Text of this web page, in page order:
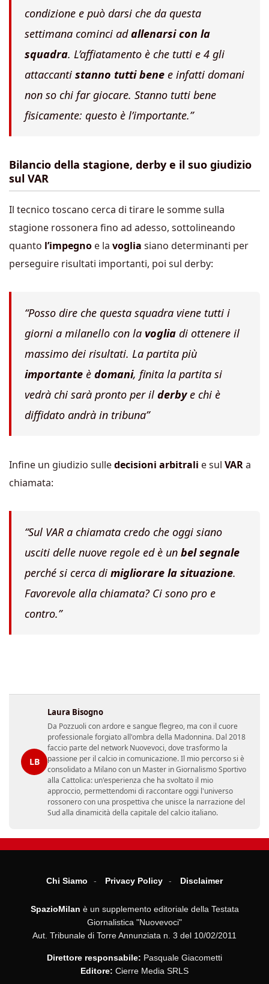
condizione e può darsi che da questa
settimana cominci adallenarsi con la
squadra. L’affiatamento è che tutti e 4 gli
attaccanti stanno tutti bene e infatti domani
non so chi far giocare. Stanno tutti bene
fisicamente: questo è l’importante.”
Bilancio della stagione, derby e il suo giudizio
sul VAR
Il tecnico toscano cerca di tirare le somme sulla
stagione rossonera fino ad adesso, sottolineando
quanto l’impegno e la voglia siano determinanti per
perseguire risultati importanti, poi sul derby:
“Posso dire che questa squadra viene tutti i
giorni a milanello con la voglia di ottenere il
massimo dei risultati. La partita più
importante è domani, finita la partita si
vedrà chi sarà pronto per il derbye chi è
diffidato andrà in tribuna”
Infine un giudizio sulledecisioni arbitrali e sul VARa
chiamata:
“Sul VAR a chiamata credo che oggi siano
usciti delle nuove regole ed è un bel segnale
perché si cerca di migliorare la situazione.
Favorevole alla chiamata? Ci sono pro e
contro.”
LB
Laura Bisogno
Da Pozzuoli con ardore e sangue flegreo, ma con il cuore
professionale forgiato all'ombra della Madonnina. Dal 2018
faccio parte del network Nuovevoci, dove trasformo la
passione per il calcio in comunicazione. Il mio percorso si è
consolidato a Milano con un Master in Giornalismo Sportivo
alla Cattolica: un'esperienza che ha svoltato il mio
approccio, permettendomi di raccontare oggi l'universo
rossonero con una prospettiva che unisce la narrazione del
Sud alla dinamicità della capitale del calcio italiano.
Chi Siamo Privacy Policy Disclaimer
SpazioMilan è un supplemento editoriale della Testata
Giornalistica "Nuovevoci"
Aut. Tribunale di Torre Annunziata n. 3 del 10/02/2011
Direttore responsabile: Pasquale Giacometti
Editore: Cierre Media SRLS